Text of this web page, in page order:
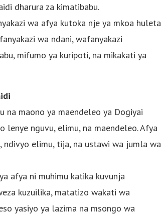
dharura za kimatibabu.
wa afya kutoka nje ya mkoa huleta
wa ndani, wafanyakazi
mifumo ya kuripoti, na mikakati ya
na maono ya maendeleo ya Dogiyai
lenye nguvu, elimu, na maendeleo. Afya
ndivyo elimu, tija, na ustawi wa jumla wa
afya ni muhimu katika kuvunja
kuzuilika, matatizo wakati wa
yasiyo ya lazima na msongo wa